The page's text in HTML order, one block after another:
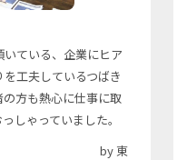
ている、企業にヒア
工夫しているつばき
方も熱心に仕事に取
しゃっていました。
by 東